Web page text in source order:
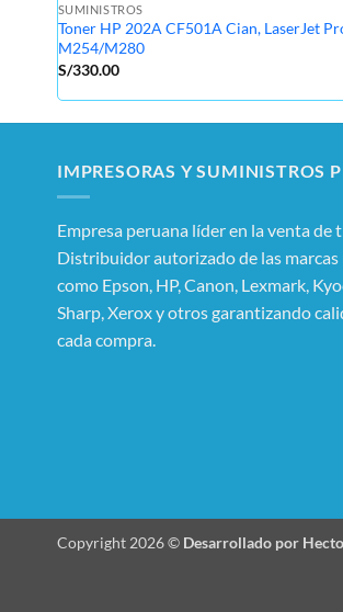
SUMINISTROS
Toner HP 202A CF501A Cian, LaserJet
M254/M280
S/330.00
IMPRESORAS Y SUMINISTROS
Empresa peruana líder en la venta de
Distribuidor autorizado de las marcas
como Epson, HP, Canon, Lexmark,
Sharp, Xerox y otros garantizando
cada compra.
Copyright 2026 © Desarrollado por